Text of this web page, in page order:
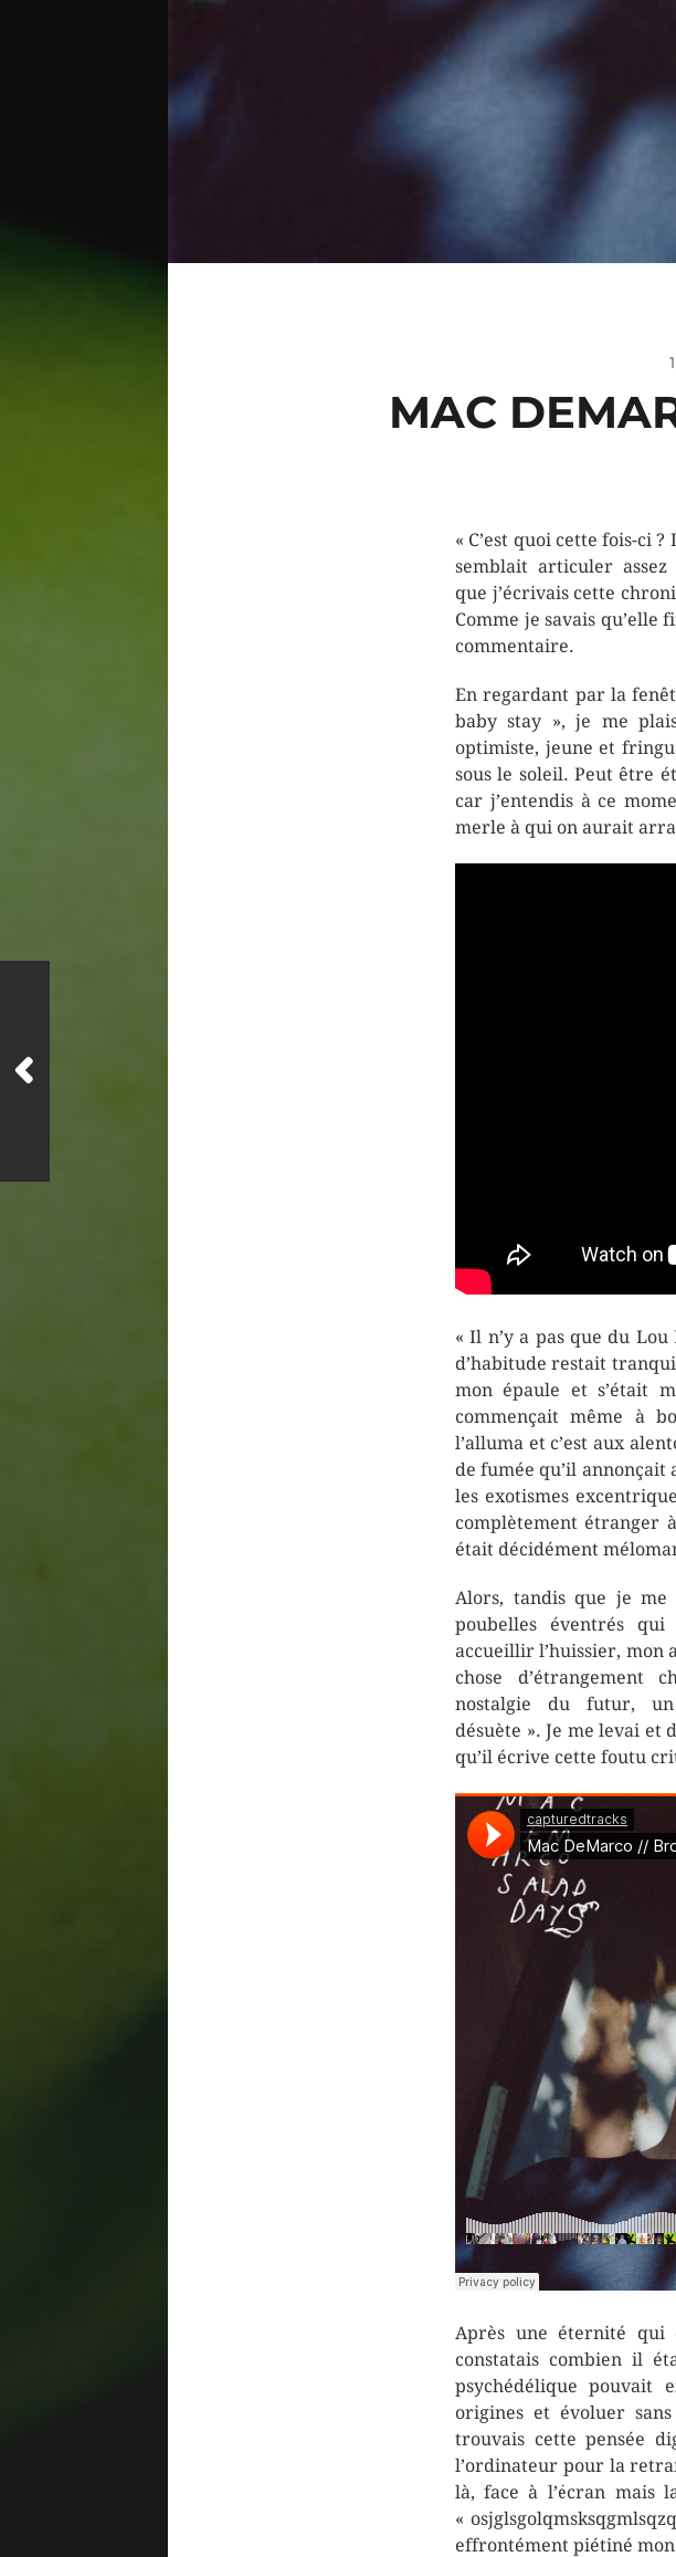
MAC
« C’est quoi cette fois-ci ?
semblait articuler assez
que j’écrivais cette
Comme je savais
commentaire.
En regardant par la
baby stay », je me
optimiste, jeune et
sous le soleil. Peut être
car j’entendis à ce
merle à qui on aurait
« Il n’y a pas que du
d’habitude restait
mon épaule et s’était
commençait même à
l’alluma et c’est aux
de fumée qu’il annonçait
les exotismes
complètement étranger
était décidément
Alors, tandis que je me
poubelles éventrés qui
accueillir l’huissier, mon
chose d’étrangement
nostalgie du futur, un
désuète ». Je me levai et
qu’il écrive cette foutu
Après une éternité qui
constatais combien il
psychédélique pouvait
origines et évoluer
trouvais cette pensée
l’ordinateur pour la
là, face à l’écran mais
«
effrontément piétiné